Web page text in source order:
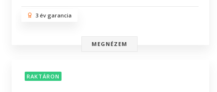
3 év garancia
MEGNÉZEM
RAKTÁRON